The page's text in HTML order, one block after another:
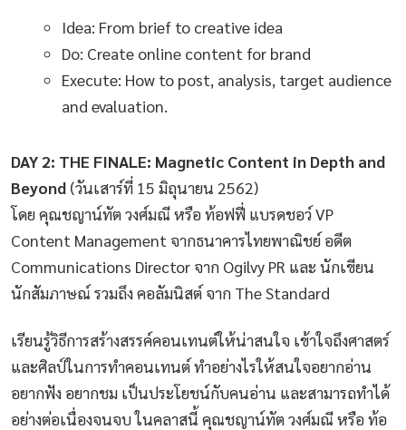
Idea: From brief to creative idea
Do: Create online content for brand
Execute: How to post, analysis, target audience
and evaluation.
DAY 2: THE FINALE: Magnetic Content in Depth and
Beyond (วันเสาร์ที่ 15 มิถุนายน 2562)
โดย คุณชญาน์ทัต วงศ์มณี หรือ ท้อฟฟี่ แบรดชอว์ VP
Content Management จากธนาคารไทยพาณิชย์ อดีต
Communications Director จาก Ogilvy PR และ นักเขียน
นักสัมภาษณ์ รวมถึง คอลัมนิสต์ จาก The Standard
เรียนรู้วิธีการสร้างสรรค์คอนเทนต์ให้น่าสนใจ เข้าใจถึงศาสตร์
และศิลป์ในการทำคอนเทนต์ ทำอย่างไรให้สนใจอยากอ่าน
อยากฟัง อยากชม เป็นประโยชน์กับคนอ่าน และสามารถทำได้
อย่างต่อเนื่องจนจบ ในคลาสนี้ คุณชญาน์ทัต วงศ์มณี หรือ ท้อ